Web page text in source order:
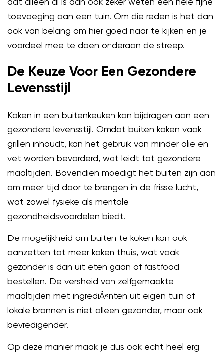
toevoeging aan een tuin. Om die reden is het dan
ook van belang om hier goed naar te kijken en je
voordeel mee te doen onderaan de streep.
De Keuze Voor Een Gezondere
Levensstijl
Koken in een buitenkeuken kan bijdragen aan een
gezondere levensstijl. Omdat buiten koken vaak
grillen inhoudt, kan het gebruik van minder olie en
vet worden bevorderd, wat leidt tot gezondere
maaltijden. Bovendien moedigt het buiten zijn aan
om meer tijd door te brengen in de frisse lucht,
wat zowel fysieke als mentale
gezondheidsvoordelen biedt.
De mogelijkheid om buiten te koken kan ook
aanzetten tot meer koken thuis, wat vaak
gezonder is dan uit eten gaan of fastfood
bestellen. De versheid van zelfgemaakte
maaltijden met ingrediÃ«nten uit eigen tuin of
lokale bronnen is niet alleen gezonder, maar ook
bevredigender.
Op deze manier maak je dus ook echt heel erg